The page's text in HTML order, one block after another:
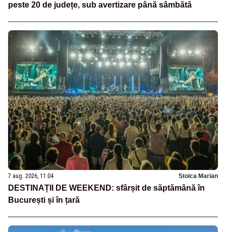
peste 20 de județe, sub avertizare până sâmbătă
7 aug. 2026, 11:04 Stoica Marian
DESTINAȚII DE WEEKEND: sfârșit de săptămână în
București și în țară